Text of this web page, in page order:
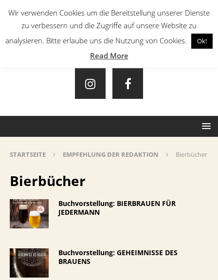
STARTSEITE EMPFEHLUNG DER REDAKTION Bierbücher
Bierbücher
Buchvorstellung: BIERBRAUEN FÜR
JEDERMANN
Buchvorstellung: GEHEIMNISSE DES
BRAUENS
Wir verwenden Cookies um die Bereitstellung unserer Dienste
zu verbessern und die Zugriffe auf unsere Website zu
analysieren. Bitte erlaube uns die Nutzung von Cookies.
Ok!
Read More